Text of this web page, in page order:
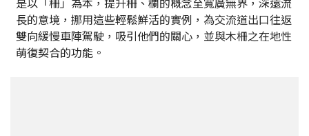
長的意境，挪用這些輕鬆鮮活的實例，為交流道出口往返
雙向緩慢車陣駕駛，吸引他們的關心，並與木柵之在地性
萌復契合的功能。